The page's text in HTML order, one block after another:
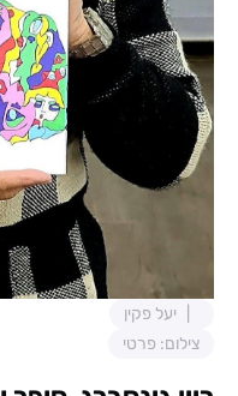
יעל פקין
צילום: פרטי